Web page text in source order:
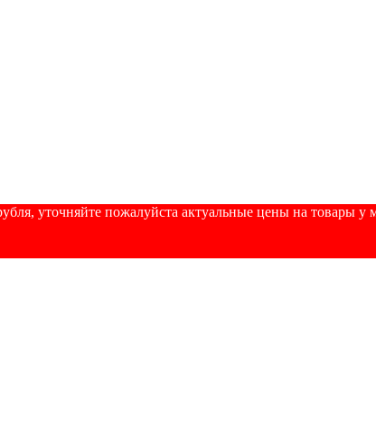
уточняйте пожалуйста актуальные цены на товары у